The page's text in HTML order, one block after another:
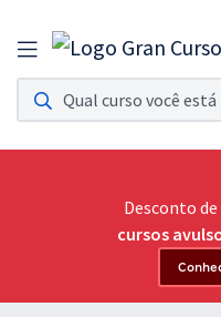
Assinatura Ilimitada 11
Acesso a todos os cursos. Teste
Assinatura OAB Até
Acesso ilimitado a toda
Preparação completa e
Desconto de
cursos